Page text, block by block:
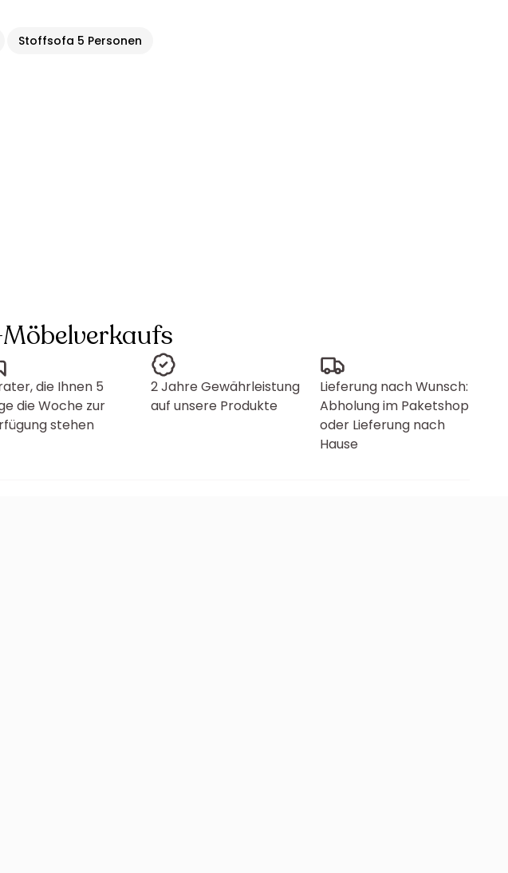
Stoffsofa 5 Personen
Möbelverkaufs
die Ihnen 5
die Woche zur
stehen
2 Jahre Gewährleistung
auf unsere Produkte
Lieferung nach Wunsch:
Abholung im Paketshop
oder Lieferung nach
Hause